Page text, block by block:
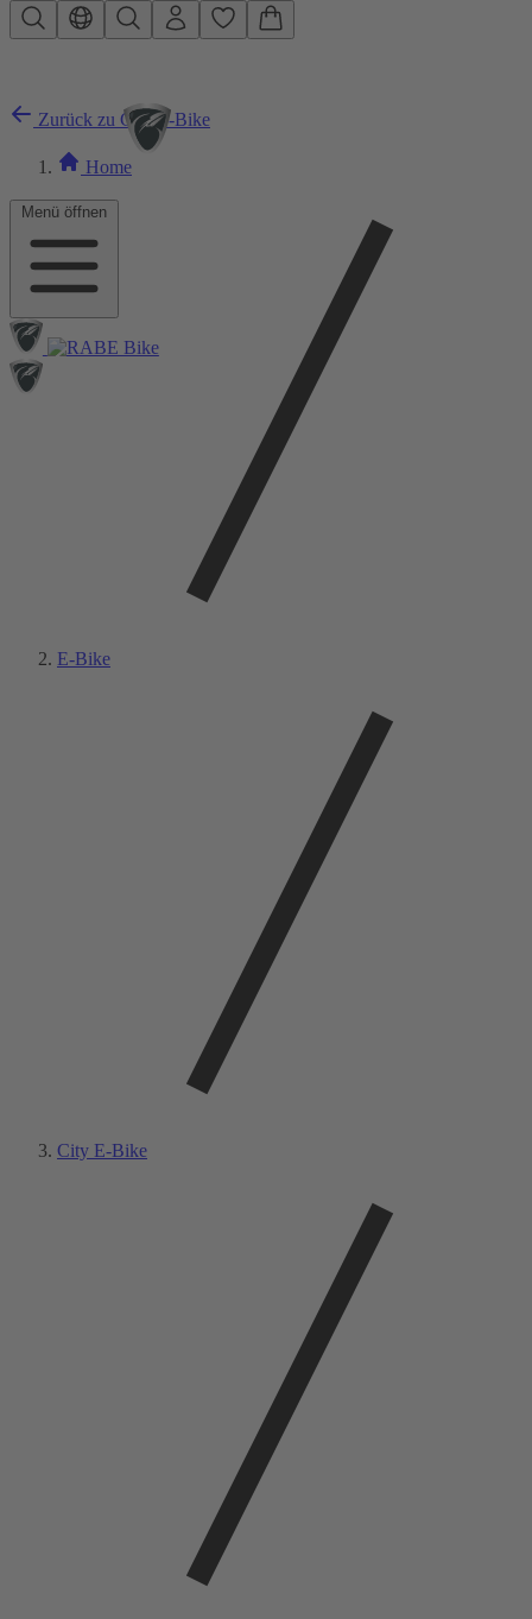
Zum Hauptinhalt springen
Menü öffnen
Zurück zu City E-Bike
Home
E-Bike
City E-Bike